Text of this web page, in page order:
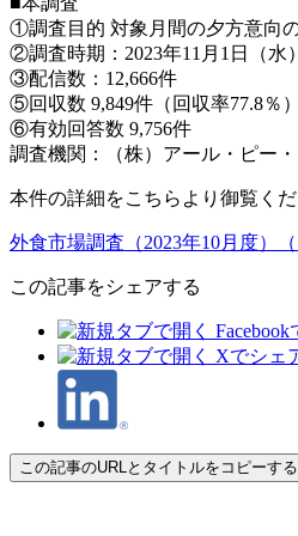
①調査目的 対象月間の夕方意向
②調査時期：2023年11月1日（水
③配信数：12,666件
⑤回収数 9,849件（回収率77.8％
⑥有効回答数 9,756件
調査機関：（株）アール・ピー・
本件の詳細をこちらより御覧く
外食市場調査（2023年10月度）（
この記事をシェアする
この記事のURLとタイトルをコピーする